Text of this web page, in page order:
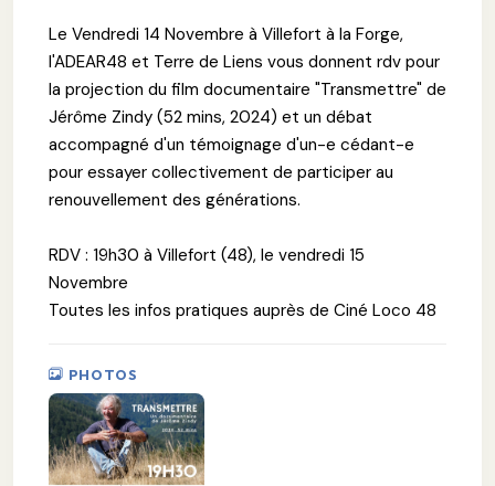
Le Vendredi 14 Novembre à Villefort à la Forge,
l'ADEAR48 et Terre de Liens vous donnent rdv pour
la projection du film documentaire "Transmettre" de
Jérôme Zindy (52 mins, 2024) et un débat
accompagné d'un témoignage d'un-e cédant-e
pour essayer collectivement de participer au
renouvellement des générations.
RDV : 19h30 à Villefort (48), le vendredi 15
Novembre
Toutes les infos pratiques auprès de Ciné Loco 48
PHOTOS